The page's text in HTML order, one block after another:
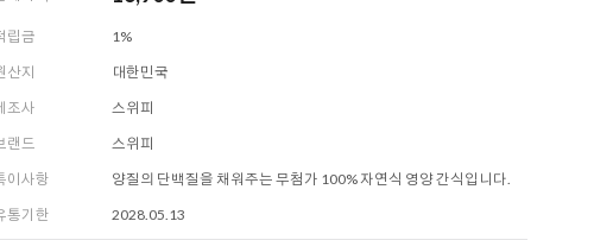
립금
1%
산지
대한민국
조사
스위피
랜드
스위피
이사항
양질의 단백질을 채워주는 무첨가 100% 자연식 영양 간식입니다.
통기한
2028.05.13